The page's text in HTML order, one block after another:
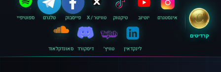
קרדיטים
אינסטגרם יוטיוב טיקטוק טוויטר / X פייסבוק טלגרם ספוטיפיי
לינקדאין טוויץ׳ דיסקורד סאונדקלאוד